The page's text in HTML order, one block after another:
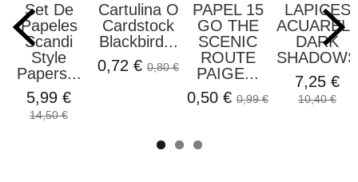
Set De
Papeles
Scandi
Style
Papers...
5,99 €
14,50 €
Cartulina O
Cardstock
Blackbird...
0,72 € 0,80 €
PAPEL 15
GO THE
SCENIC
ROUTE
PAIGE...
0,50 € 0,99 €
LAPICES
DARK
7,25 €
10,40 €